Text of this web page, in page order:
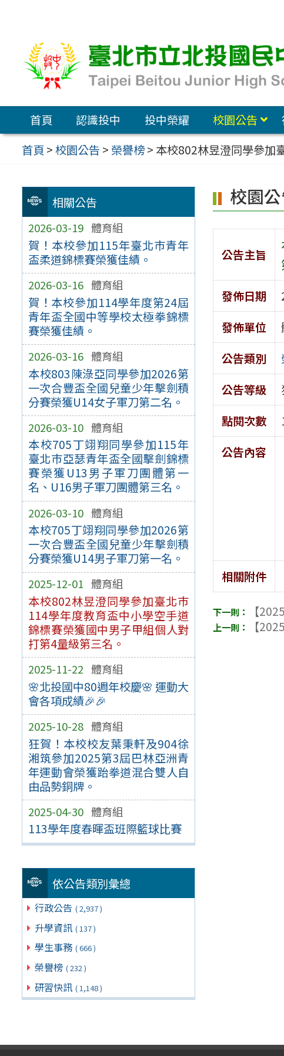
容
區
首頁 認識投中 投中榮耀 校園公告
首頁 >校園公告 > 榮譽榜> 本校802林昱澄同學參加
相關公告
2026-03-19 體育組
賀！本校參加115年臺北巿青年
盃柔道錦標賽榮獲佳績。
2026-03-16 體育組
賀！本校參加114學年度第24屆
青年盃全國中等學校太極拳錦標
賽榮獲佳績。
2026-03-16 體育組
本校803陳淥亞同學參加2026第
一次合豐盃全國兒童少年擊劍積
分賽榮獲U14女子軍刀第二名。
2026-03-10 體育組
本校705丁翊翔同學參加115年
臺北巿亞瑟青年盃全國擊劍錦標
賽榮獲U13男子軍刀團體第一
名、U16男子軍刀團體第三名。
2026-03-10 體育組
本校705丁翊翔同學參加2026第
一次合豐盃全國兒童少年擊劍積
分賽榮獲U14男子軍刀第一名。
2025-12-01 體育組
本校802林昱澄同學參加臺北巿
114學年度教育盃中小學空手道
錦標賽榮獲國中男子甲組個人對
打第4量級第三名。
2025-11-22 體育組
🌸北投國中80週年校慶🌸 運動大
會各項成績🎉🎉
2025-10-28 體育組
狂賀！本校校友葉秉軒及904徐
湘筑參加2025第3屆巴林亞洲青
年運動會榮獲跆拳道混合雙人自
由品勢銅牌。
2025-04-30 體育組
113學年度春暉盃班際籃球比賽
依公告類別彙總
行政公告 ( 2,937 )
升學資訊 ( 137 )
學生事務 ( 666 )
榮譽榜 ( 232 )
研習快訊 ( 1,148 )
校園
公告主旨
發佈日期
發佈單位
公告類別
公告等級
點閱次數
公告內容
相關附件
【
【